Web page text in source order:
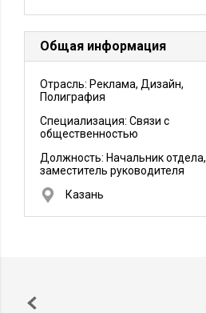
Общая информация
Отрасль: Реклама, Дизайн,
Полиграфия
Специализация: Связи с
общественностью
Должность: Начальник отдела,
заместитель руководителя
Казань